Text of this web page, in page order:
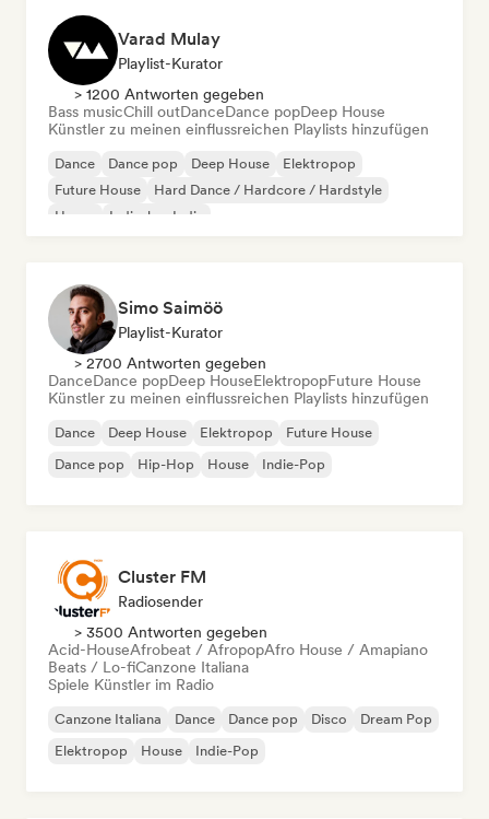
Varad Mulay
Playlist-Kurator
> 1200 Antworten gegeben
Bass musicChill outDanceDance popDeep House
Künstler zu meinen einflussreichen Playlists hinzufügen
Dance Dance pop Deep House
Elektropop
Future House
Hard Dance / Hardcore / Hardstyle
House
Indisches Indie
Simo Saimöö
Playlist-Kurator
> 2700 Antworten gegeben
DanceDance popDeep HouseElektropopFuture House
Künstler zu meinen einflussreichen Playlists hinzufügen
Dance Deep House Elektropop
Future House
Dance pop
Hip-Hop House Indie-Pop
Cluster FM
Radiosender
> 3500 Antworten gegeben
Acid-HouseAfrobeat / AfropopAfro House / Amapiano
Beats / Lo-fiCanzone Italiana
Spiele Künstler im Radio
Canzone Italiana Dance Dance pop Disco
Dream Pop
Elektropop
House Indie-Pop